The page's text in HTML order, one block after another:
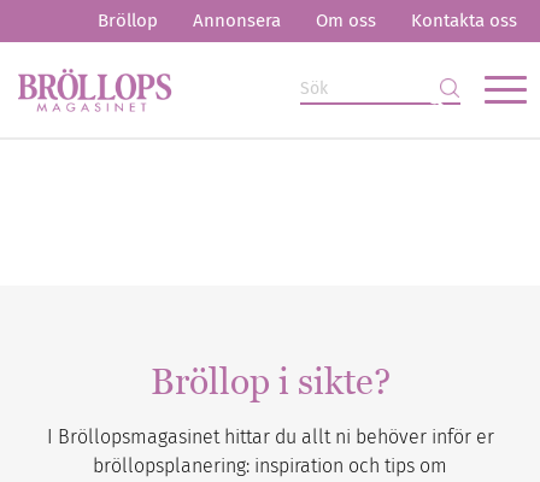
Bröllop Annonsera Om oss Kontakta oss
Bröllop i sikte?
I Bröllopsmagasinet hittar du allt ni behöver inför er
bröllopsplanering: inspiration och tips om